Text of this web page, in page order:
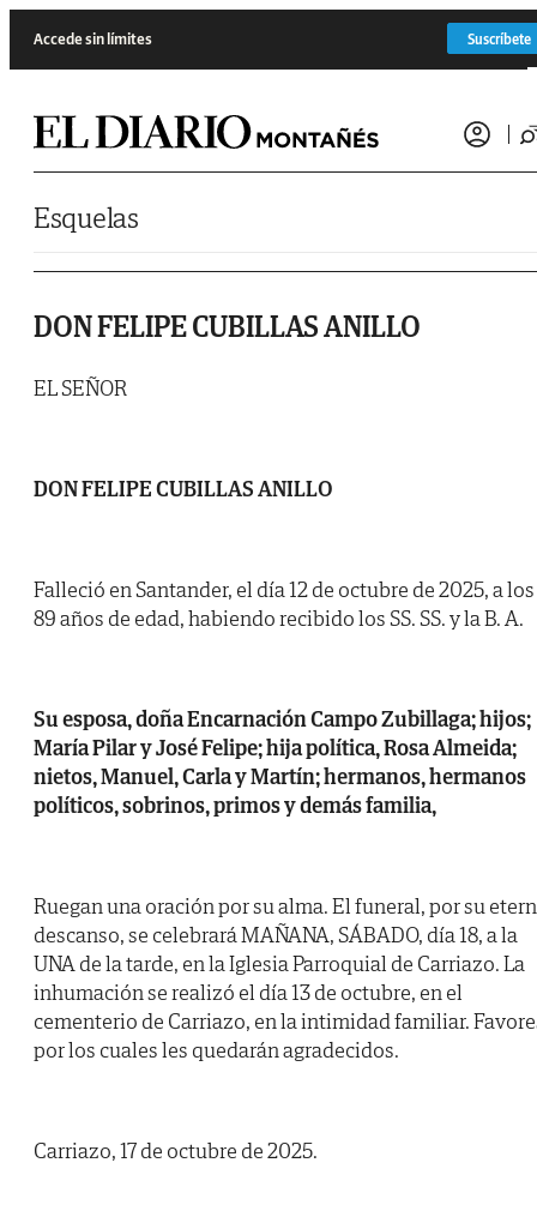
Accede sin límites Suscríbete
Esquelas
DON FELIPE CUBILLAS ANILLO
EL SEÑOR
DON FELIPE CUBILLAS ANILLO
Falleció en Santander, el día 12 de octubre de 2025, a los
89 años de edad, habiendo recibido los SS. SS. y la B. A.
Su esposa, doña Encarnación Campo Zubillaga; hijos;
María Pilar y José Felipe; hija política, Rosa Almeida;
nietos, Manuel, Carla y Martín; hermanos, hermanos
políticos, sobrinos, primos y demás familia,
Ruegan una oración por su alma. El funeral, por su
descanso, se celebrará MAÑANA, SÁBADO, día 18, a la
UNA de la tarde, en la Iglesia Parroquial de Carriazo. La
inhumación se realizó el día 13 de octubre, en el
cementerio de Carriazo, en la intimidad familiar.
por los cuales les quedarán agradecidos.
Carriazo, 17 de octubre de 2025.